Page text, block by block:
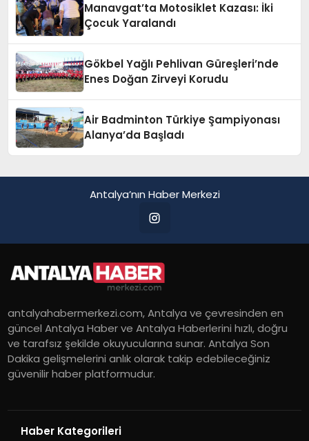
Manavgat’ta Motosiklet Kazası: İki
Çocuk Yaralandı
Gökbel Yağlı Pehlivan Güreşleri’nde
Enes Doğan Zirveyi Korudu
Air Badminton Türkiye Şampiyonası
Alanya’da Başladı
Antalya’nın Haber Merkezi
antalyahabermerkezi.com, Antalya ve çevresinden en
güncel Antalya Haber ve Antalya Haberlerini hızlı, doğru
ve tarafsız şekilde okuyucularına sunar. Antalya Son
Dakika gelişmelerini anlık olarak takip edebileceğiniz
güvenilir haber platformudur.
Haber Kategorileri